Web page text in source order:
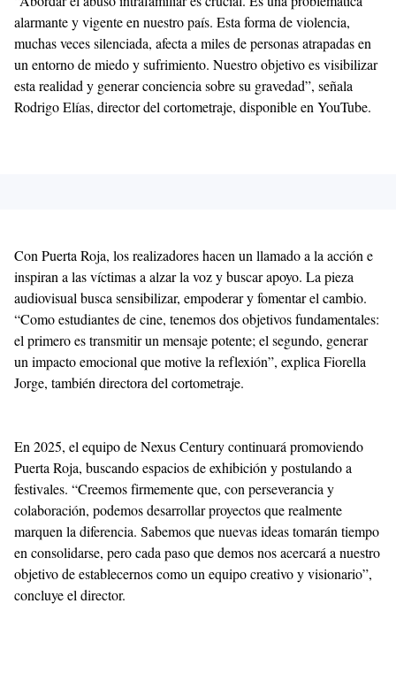
alarmante y vigente en nuestro país. Esta forma de violencia,
muchas veces silenciada, afecta a miles de personas atrapadas en
un entorno de miedo y sufrimiento. Nuestro objetivo es visibilizar
esta realidad y generar conciencia sobre su gravedad”, señala
Rodrigo Elías, director del cortometraje, disponible en YouTube.
Con Puerta Roja, los realizadores hacen un llamado a la acción e
inspiran a las víctimas a alzar la voz y buscar apoyo. La pieza
audiovisual busca sensibilizar, empoderar y fomentar el cambio.
“Como estudiantes de cine, tenemos dos objetivos fundamentales:
el primero es transmitir un mensaje potente; el segundo, generar
un impacto emocional que motive la reflexión”, explica Fiorella
Jorge, también directora del cortometraje.
En 2025, el equipo de Nexus Century continuará promoviendo
Puerta Roja, buscando espacios de exhibición y postulando a
festivales. “Creemos firmemente que, con perseverancia y
colaboración, podemos desarrollar proyectos que realmente
marquen la diferencia. Sabemos que nuevas ideas tomarán tiempo
en consolidarse, pero cada paso que demos nos acercará a nuestro
objetivo de establecernos como un equipo creativo y visionario”,
concluye el director.